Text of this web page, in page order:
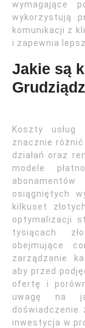
wymagające
wykorzystują
komunikacji z
i zapewnia
Jakie są
Koszty
znacznie
działań oraz
modele
osiągniętych
kilkuset
optymalizacji
tysiącach
obejmujące
zarządzanie
aby przed
ofertę i
uwagę na
doświadczenie
inwestycja w